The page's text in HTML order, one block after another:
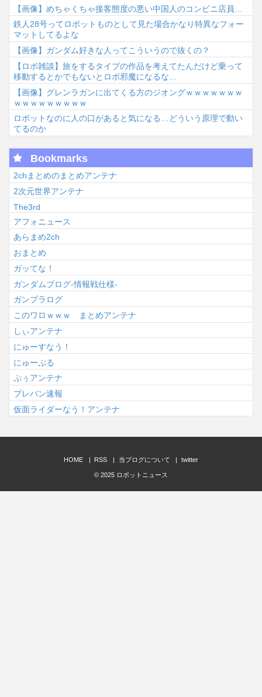
【画像】めちゃくちゃ接客態度の悪い中国人のコンビニ店員…
鉄人28号ってロボットものとして見た場合かなり特異なフォー
マットしてるよな
【画像】ガンダム好きな人ってこういうので抜くの？
【ロボ雑談】旅をするタイプの作品を考えてたんだけど乗って
移動するとかでもないとロボ邪魔になるな…
【画像】グレンラガンに出てくる方のジオングｗｗｗｗｗｗｗ
ｗｗｗｗｗｗｗｗｗ
ロボットなのに人の口があると気になる…どういう原理で動い
てるのか
Bookmarks
2chまとめのまとめアンテナ
2次元世界アンテナ
The3rd
アフォニュース
あらまめ2ch
おまとめ
ガッてな！
ガンダムブログ-情報戦仕様-
ガンプラログ
このワロｗｗｗ まとめアンテナ
しぃアンテナ
にゅーすなう！
にゅーぷる
ぷぅアンテナ
プレバン速報
仮面ライダーなう！アンテナ
HOME RSS 当ブログについて twitter
© 2025 ロボットニュース